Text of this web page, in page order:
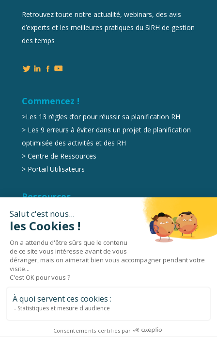
Retrouvez toute notre actualité, webinars, des avis
d’experts et les meilleures pratiques du SiRH de gestion
des temps
Commencez !
>Les 13 règles d’or pour réussir sa planification RH
> Les 9 erreurs à éviter dans un projet de planification
optimisée des activités et des RH
> Centre de Ressources
> Portail Utilisateurs
Ressources
Marketplace
Videos
Livres Blancs
Podcasts
© 2026 Holy-Dis | Tous droits réservés |